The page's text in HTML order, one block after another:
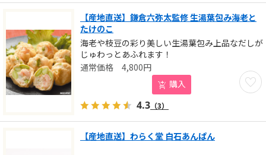
【産地直送】鎌倉六弥太監修 生湯葉包み海老と
たけのこ
海老や枝豆の彩り美しい生湯葉包み上品なだしが
じゅわっとあふれます！
お気
4,800円
購入
4.3 （3）
【産地直送】わらく堂 白石あんぱん